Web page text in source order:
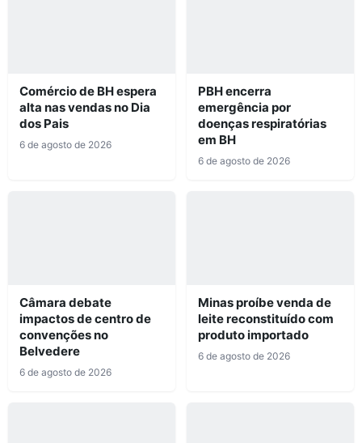
Comércio de BH espera
alta nas vendas no Dia
dos Pais
6 de agosto de 2026
PBH encerra
emergência por
doenças respiratórias
em BH
6 de agosto de 2026
Câmara debate
impactos de centro de
convenções no
Belvedere
6 de agosto de 2026
Minas proíbe venda de
leite reconstituído com
produto importado
6 de agosto de 2026